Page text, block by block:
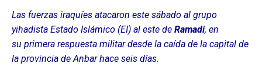
Las fuerzas iraquíes atacaron este sábado al grupo
yihadista Estado Islámico (EI) al este de Ramadi, en
su primera respuesta militar desde la caída de la capital de
la provincia de Anbar hace seis días.